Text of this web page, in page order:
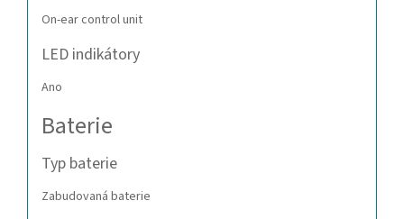
On-ear control unit
LED indikátory
Ano
Baterie
Typ baterie
Zabudovaná baterie